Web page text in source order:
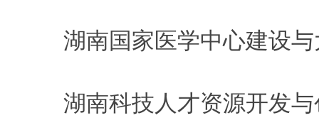
湖南国家医学中心建设
湖南科技人才资源开发